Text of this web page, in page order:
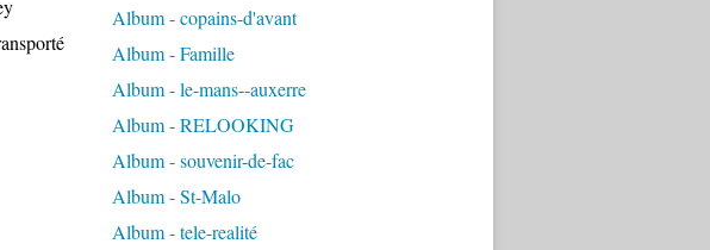
Album - copains-d'avant
Album - Famille
Album - le-mans--auxerre
Album - RELOOKING
Album - souvenir-de-fac
Album - St-Malo
Album - tele-realité